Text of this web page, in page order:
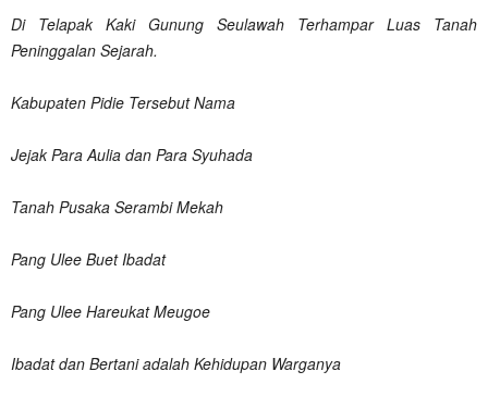
Di Telapak Kaki Gunung Seulawah Terhampar Luas Tanah
Peninggalan Sejarah.
Kabupaten Pidie Tersebut Nama
Jejak Para Aulia dan Para Syuhada
Tanah Pusaka Serambi Mekah
Pang Ulee Buet Ibadat
Pang Ulee Hareukat Meugoe
Ibadat dan Bertani adalah Kehidupan Warganya